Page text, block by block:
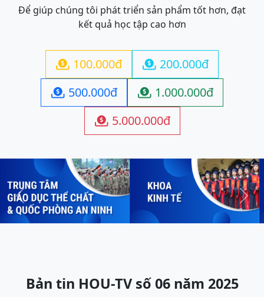
Để giúp chúng tôi phát triển sản phẩm tốt hơn, đạt
kết quả học tập cao hơn
 100.000đ  200.000đ
 500.000đ  1.000.000đ
 5.000.000đ
Previous Next
Bản tin HOU-TV số 06 năm 2025